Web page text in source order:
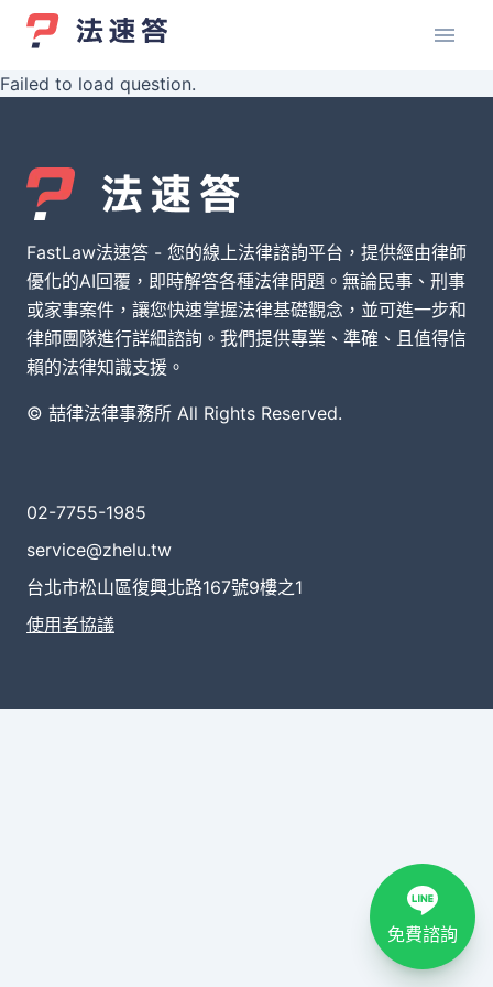
Failed to load question.
FastLaw法速答 - 您的線上法律諮詢平台，提供經由律師
優化的AI回覆，即時解答各種法律問題。無論民事、刑事
或家事案件，讓您快速掌握法律基礎觀念，並可進一步和
律師團隊進行詳細諮詢。我們提供專業、準確、且值得信
賴的法律知識支援。
© 喆律法律事務所 All Rights Reserved.
02-7755-1985
service@zhelu.tw
台北市松山區復興北路167號9樓之1
使用者協議
免費諮詢